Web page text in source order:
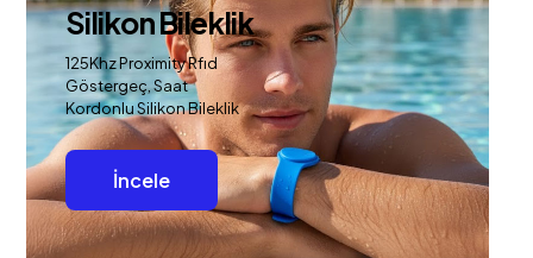
Silikon Bileklik
125Khz Proximity Rfıd
Göstergeç, Saat
Kordonlu Silikon Bileklik
İncele